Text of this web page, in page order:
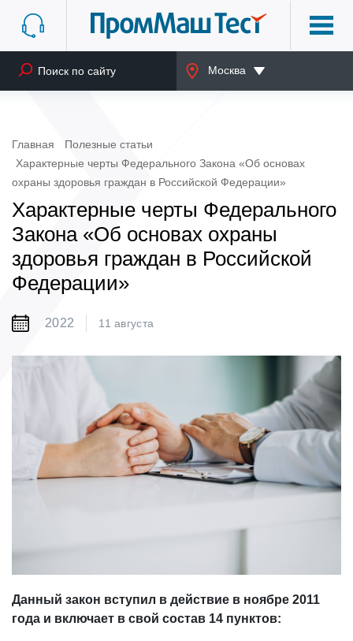
Москва
Главная
Полезные статьи
Характерные черты Федерального Закона «Об основах
охраны здоровья граждан в Российской Федерации»
Характерные черты Федерального
Закона «Об основах охраны
здоровья граждан в Российской
Федерации»
2022 11 августа
Данный закон вступил в действие в ноябре 2011
года и включает в свой состав 14 пунктов: